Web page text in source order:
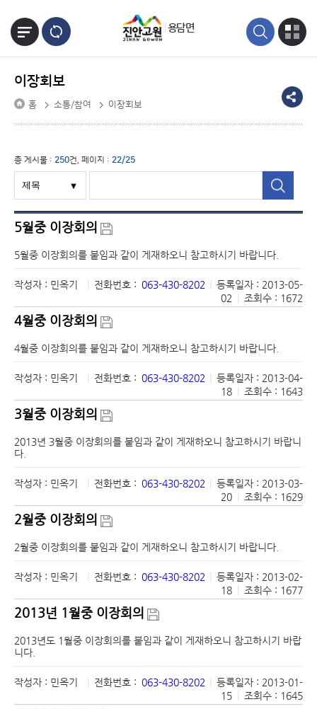
용담면
이장회보
홈 소통/참여 이장회보
총 게시물 : 250건, 페이지 : 22/25
5월중 이장회의
5월중 이장회의를 붙임과 같이 게재하오니 참고하시기 바랍니다.
작성자 : 민옥기 전화번호 : 063-430-8202
등록일자 : 2013-05-
02
조회수 : 1672
4월중 이장회의
4월중 이장회의를 붙임과 같이 게재하오니 참고하시기 바랍니다.
작성자 : 민옥기 전화번호 : 063-430-8202
등록일자 : 2013-04-
18
조회수 : 1643
3월중 이장회의
2013년 3월중 이장회의를 붙임과 같이 게재하오니 참고하시기 바랍니
다.
작성자 : 민옥기 전화번호 : 063-430-8202
등록일자 : 2013-03-
20
조회수 : 1629
2월중 이장회의
2월중 이장회의를 붙임과 같이 게재하오니 참고하시기 바랍니다.
작성자 : 민옥기 전화번호 : 063-430-8202
등록일자 : 2013-02-
18
조회수 : 1677
2013년 1월중 이장회의
2013년도 1월중 이장회의를 붙임과 같이 게재하오니 참고하시기 바랍
니다.
작성자 : 민옥기 전화번호 : 063-430-8202
등록일자 : 2013-01-
15
조회수 : 1645